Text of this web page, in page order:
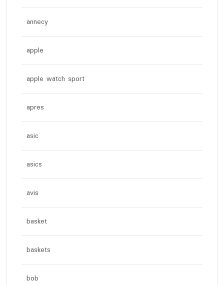
annecy
apple
apple watch sport
apres
asic
asics
avis
basket
baskets
bob